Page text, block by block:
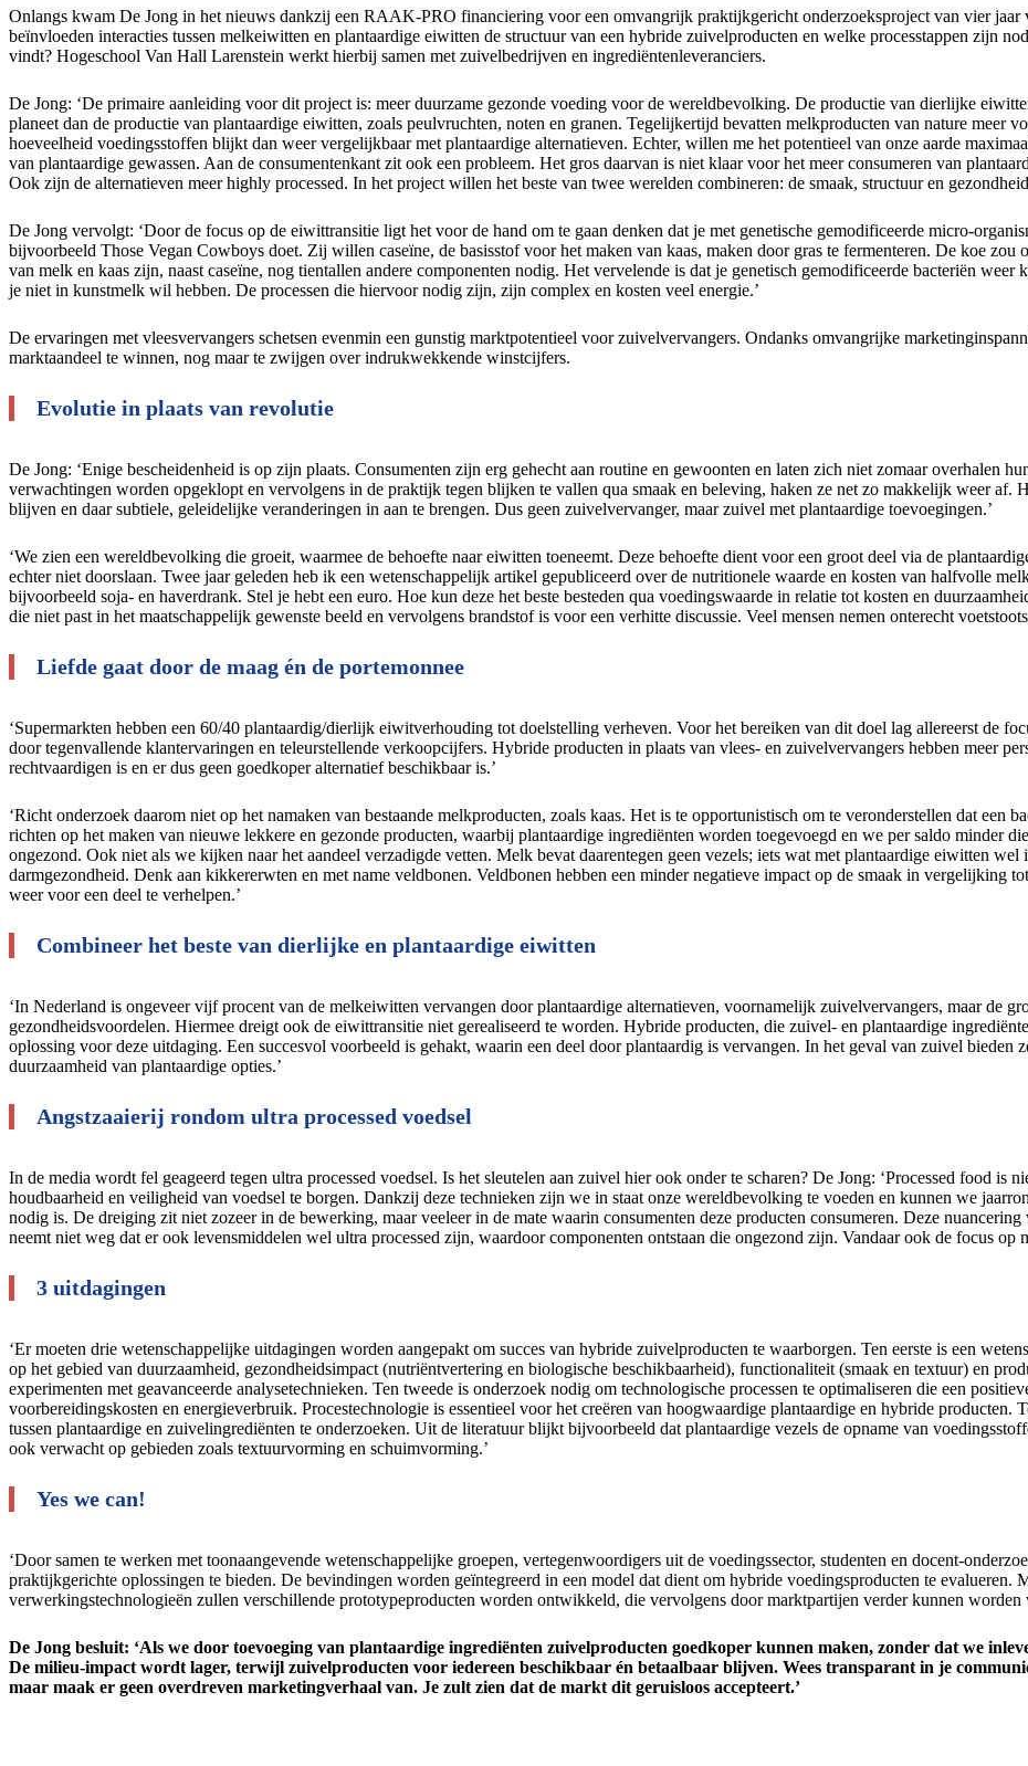
Onlangs kwam De Jong in het nieuws dankzij een RAAK-PRO financiering voor een omvangrijk praktijkgericht onderzoeksproject van vier
beïnvloeden interacties tussen melkeiwitten en plantaardige eiwitten de structuur van een hybride zuivelproducten en welke processtappen zijn
vindt? Hogeschool Van Hall Larenstein werkt hierbij samen met zuivelbedrijven en ingrediëntenleveranciers.
De Jong: ‘De primaire aanleiding voor dit project is: meer duurzame gezonde voeding voor de wereldbevolking. De productie van dierlijke
planeet dan de productie van plantaardige eiwitten, zoals peulvruchten, noten en granen. Tegelijkertijd bevatten melkproducten van nature meer
hoeveelheid voedingsstoffen blijkt dan weer vergelijkbaar met plantaardige alternatieven. Echter, willen me het potentieel van onze aarde
van plantaardige gewassen. Aan de consumentenkant zit ook een probleem. Het gros daarvan is niet klaar voor het meer consumeren van
Ook zijn de alternatieven meer highly processed. In het project willen het beste van twee werelden combineren: de smaak, structuur en
De Jong vervolgt: ‘Door de focus op de eiwittransitie ligt het voor de hand om te gaan denken dat je met genetische gemodificeerde micro-
bijvoorbeeld Those Vegan Cowboys doet. Zij willen caseïne, de basisstof voor het maken van kaas, maken door gras te fermenteren. De koe
van melk en kaas zijn, naast caseïne, nog tientallen andere componenten nodig. Het vervelende is dat je genetisch gemodificeerde bacteriën
je niet in kunstmelk wil hebben. De processen die hiervoor nodig zijn, zijn complex en kosten veel energie.’
De ervaringen met vleesvervangers schetsen evenmin een gunstig marktpotentieel voor zuivelvervangers. Ondanks omvangrijke
marktaandeel te winnen, nog maar te zwijgen over indrukwekkende winstcijfers.
Evolutie in plaats van revolutie
De Jong: ‘Enige bescheidenheid is op zijn plaats. Consumenten zijn erg gehecht aan routine en gewoonten en laten zich niet zomaar overhalen
verwachtingen worden opgeklopt en vervolgens in de praktijk tegen blijken te vallen qua smaak en beleving, haken ze net zo makkelijk weer af.
blijven en daar subtiele, geleidelijke veranderingen in aan te brengen. Dus geen zuivelvervanger, maar zuivel met plantaardige toevoegingen.’
‘We zien een wereldbevolking die groeit, waarmee de behoefte naar eiwitten toeneemt. Deze behoefte dient voor een groot deel via de
echter niet doorslaan. Twee jaar geleden heb ik een wetenschappelijk artikel gepubliceerd over de nutritionele waarde en kosten van halfvolle
bijvoorbeeld soja- en haverdrank. Stel je hebt een euro. Hoe kun deze het beste besteden qua voedingswaarde in relatie tot kosten en
die niet past in het maatschappelijk gewenste beeld en vervolgens brandstof is voor een verhitte discussie. Veel mensen nemen onterecht
Liefde gaat door de maag én de portemonnee
‘Supermarkten hebben een 60/40 plantaardig/dierlijk eiwitverhouding tot doelstelling verheven. Voor het bereiken van dit doel lag allereerst de
door tegenvallende klantervaringen en teleurstellende verkoopcijfers. Hybride producten in plaats van vlees- en zuivelvervangers hebben meer
rechtvaardigen is en er dus geen goedkoper alternatief beschikbaar is.’
‘Richt onderzoek daarom niet op het namaken van bestaande melkproducten, zoals kaas. Het is te opportunistisch om te veronderstellen dat een
richten op het maken van nieuwe lekkere en gezonde producten, waarbij plantaardige ingrediënten worden toegevoegd en we per saldo minder
ongezond. Ook niet als we kijken naar het aandeel verzadigde vetten. Melk bevat daarentegen geen vezels; iets wat met plantaardige eiwitten
darmgezondheid. Denk aan kikkererwten en met name veldbonen. Veldbonen hebben een minder negatieve impact op de smaak in vergelijking
weer voor een deel te verhelpen.’
Combineer het beste van dierlijke en plantaardige eiwitten
‘In Nederland is ongeveer vijf procent van de melkeiwitten vervangen door plantaardige alternatieven, voornamelijk zuivelvervangers, maar de
gezondheidsvoordelen. Hiermee dreigt ook de eiwittransitie niet gerealiseerd te worden. Hybride producten, die zuivel- en plantaardige
oplossing voor deze uitdaging. Een succesvol voorbeeld is gehakt, waarin een deel door plantaardig is vervangen. In het geval van zuivel bieden
duurzaamheid van plantaardige opties.’
Angstzaaierij rondom ultra processed voedsel
In de media wordt fel geageerd tegen ultra processed voedsel. Is het sleutelen aan zuivel hier ook onder te scharen? De Jong: ‘Processed food
houdbaarheid en veiligheid van voedsel te borgen. Dankzij deze technieken zijn we in staat onze wereldbevolking te voeden en kunnen we
nodig is. De dreiging zit niet zozeer in de bewerking, maar veeleer in de mate waarin consumenten deze producten consumeren. Deze
neemt niet weg dat er ook levensmiddelen wel ultra processed zijn, waardoor componenten ontstaan die ongezond zijn. Vandaar ook de focus op
3 uitdagingen
‘Er moeten drie wetenschappelijke uitdagingen worden aangepakt om succes van hybride zuivelproducten te waarborgen. Ten eerste is een
op het gebied van duurzaamheid, gezondheidsimpact (nutriëntvertering en biologische beschikbaarheid), functionaliteit (smaak en textuur) en
experimenten met geavanceerde analysetechnieken. Ten tweede is onderzoek nodig om technologische processen te optimaliseren die een
voorbereidingskosten en energieverbruik. Procestechnologie is essentieel voor het creëren van hoogwaardige plantaardige en hybride producten.
tussen plantaardige en zuivelingrediënten te onderzoeken. Uit de literatuur blijkt bijvoorbeeld dat plantaardige vezels de opname van
ook verwacht op gebieden zoals textuurvorming en schuimvorming.’
Yes we can!
‘Door samen te werken met toonaangevende wetenschappelijke groepen, vertegenwoordigers uit de voedingssector, studenten en docent-
praktijkgerichte oplossingen te bieden. De bevindingen worden geïntegreerd in een model dat dient om hybride voedingsproducten te evalueren.
verwerkingstechnologieën zullen verschillende prototypeproducten worden ontwikkeld, die vervolgens door marktpartijen verder kunnen worden
De Jong besluit: ‘Als we door toevoeging van plantaardige ingrediënten zuivelproducten goedkoper kunnen maken, zonder dat we
De milieu-impact wordt lager, terwijl zuivelproducten voor iedereen beschikbaar én betaalbaar blijven. Wees transparant in je
maar maak er geen overdreven marketingverhaal van. Je zult zien dat de markt dit geruisloos accepteert.’